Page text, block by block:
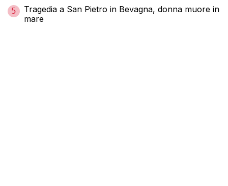
5
Tragedia a San Pietro in Bevagna, donna muore in
mare